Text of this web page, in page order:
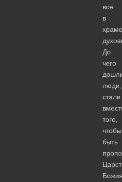
все
в
храме
До
чего
люди,
стали
того,
чтобы
быть